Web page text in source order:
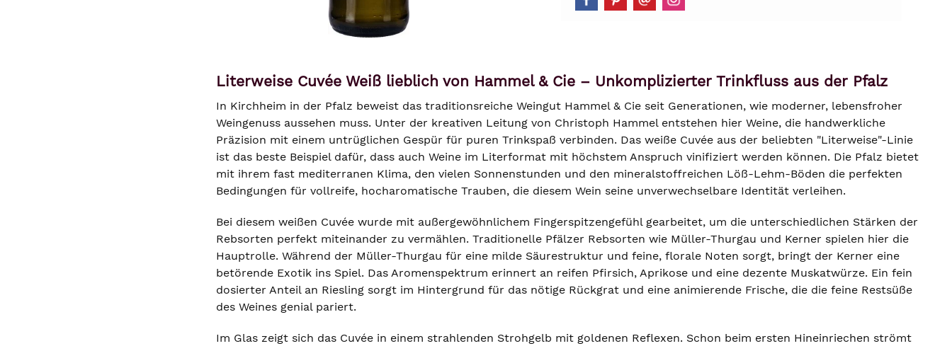
Literweise Cuvée Weiß lieblich von Hammel & Cie – Unkomplizierter Trinkfluss aus der Pfalz
In Kirchheim in der Pfalz beweist das traditionsreiche Weingut Hammel & Cie seit Generationen, wie moderner, lebensfroher
Weingenuss aussehen muss. Unter der kreativen Leitung von Christoph Hammel entstehen hier Weine, die handwerkliche
Präzision mit einem untrüglichen Gespür für puren Trinkspaß verbinden. Das weiße Cuvée aus der beliebten "Literweise"-Linie
ist das beste Beispiel dafür, dass auch Weine im Literformat mit höchstem Anspruch vinifiziert werden können. Die Pfalz bietet
mit ihrem fast mediterranen Klima, den vielen Sonnenstunden und den mineralstoffreichen Löß-Lehm-Böden die perfekten
Bedingungen für vollreife, hocharomatische Trauben, die diesem Wein seine unverwechselbare Identität verleihen.
Bei diesem weißen Cuvée wurde mit außergewöhnlichem Fingerspitzengefühl gearbeitet, um die unterschiedlichen Stärken der
Rebsorten perfekt miteinander zu vermählen. Traditionelle Pfälzer Rebsorten wie Müller-Thurgau und Kerner spielen hier die
Hauptrolle. Während der Müller-Thurgau für eine milde Säurestruktur und feine, florale Noten sorgt, bringt der Kerner eine
betörende Exotik ins Spiel. Das Aromenspektrum erinnert an reifen Pfirsich, Aprikose und eine dezente Muskatwürze. Ein fein
dosierter Anteil an Riesling sorgt im Hintergrund für das nötige Rückgrat und eine animierende Frische, die die feine Restsüße
des Weines genial pariert.
Im Glas zeigt sich das Cuvée in einem strahlenden Strohgelb mit goldenen Reflexen. Schon beim ersten Hineinriechen strömt